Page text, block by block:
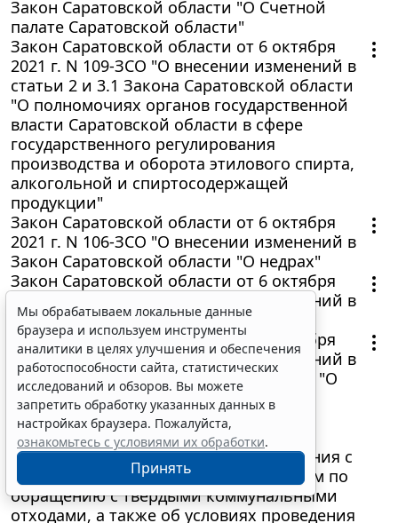
Закон Саратовской области "О Счетной
палате Саратовской области"
Закон Саратовской области от 6 октября
2021 г. N 109-ЗСО "О внесении изменений в
статьи 2 и 3.1 Закона Саратовской области
"О полномочиях органов государственной
власти Саратовской области в сфере
государственного регулирования
производства и оборота этилового спирта,
алкогольной и спиртосодержащей
продукции"
Закон Саратовской области от 6 октября
2021 г. N 106-ЗСО "О внесении изменений в
Закон Саратовской области "О недрах"
Закон Саратовской области от 6 октября
2021 г. N 103-ЗСО "О внесении изменений в
Закон Саратовской области "О земле"
Закон Саратовской области от 6 октября
2021 г. N 104-ЗСО "О внесении изменений в
статью 5 Закона Саратовской области "О
содержании и порядке заключения
соглашения между уполномоченным
органом исполнительной власти
Саратовской области в сфере обращения с
отходами и региональным оператором по
обращению с твердыми коммунальными
отходами, а также об условиях проведения
Мы обрабатываем локальные данные
браузера и используем инструменты
аналитики в целях улучшения и обеспечения
работоспособности сайта, статистических
исследований и обзоров. Вы можете
запретить обработку указанных данных в
настройках браузера. Пожалуйста,
ознакомьтесь с условиями их обработки.
Принять